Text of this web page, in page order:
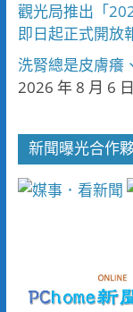
觀光局推出「
即日起正式開放
洗腎總是皮膚癢
2026 年 8 月 6 日
新聞曝光合作